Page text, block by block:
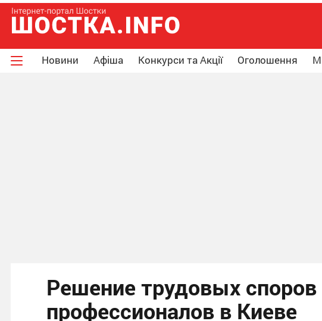
Новини Афіша Конкурси та Акції Оголошення
Решение трудовых
профессионалов в Киеве